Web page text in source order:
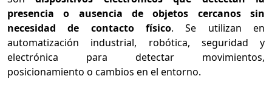
presencia o ausencia de objetos cercanos sin
necesidad de contacto físico. Se utilizan en
automatización industrial, robótica, seguridad y
electrónica para detectar movimientos,
posicionamiento o cambios en el entorno.